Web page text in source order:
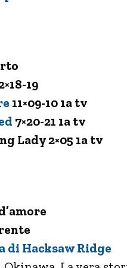
19
11×09-10 1a tv
7×20-21 1a tv
Lady 2×05 1a tv
di Hacksaw Ridge